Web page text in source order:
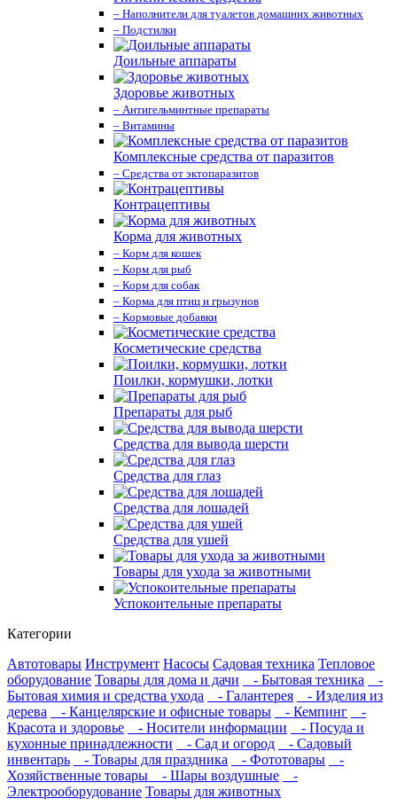
– Наполнители для туалетов домашних животных
– Подстилки
Доильные аппараты
Здоровье животных
– Антигельминтные препараты
– Витамины
Комплексные средства от паразитов
– Средства от эктопаразитов
Контрацептивы
Корма для животных
– Корм для кошек
– Корм для рыб
– Корм для собак
– Корма для птиц и грызунов
– Кормовые добавки
Косметические средства
Поилки, кормушки, лотки
Препараты для рыб
Средства для вывода шерсти
Средства для глаз
Средства для лошадей
Средства для ушей
Товары для ухода за животными
Успокоительные препараты
Категории
Автотовары Инструмент Насосы Садовая техника Тепловое
оборудование Товары для дома и дачи - Бытовая техника
-
Бытовая химия и средства ухода
- Галантерея
- Изделия из
дерева
- Канцелярские и офисные товары - Кемпинг
-
Красота и здоровье
- Носители информации
- Посуда и
кухонные принадлежности
- Сад и огород
- Садовый
инвентарь
- Товары для праздника - Фототовары
-
Хозяйственные товары
- Шары воздушные
-
Электрооборудование Товары для животных